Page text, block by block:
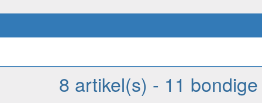
8 artikel(s) - 11